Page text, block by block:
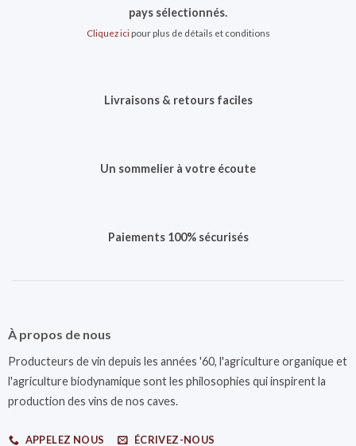
pays sélectionnés.
Cliquez icipour plus de détails et conditions
Livraisons & retours faciles
Un sommelier à votre écoute
Paiements 100% sécurisés
À propos de nous
Producteurs de vin depuis les années '60, l'agriculture organique et
l'agriculture biodynamique sont les philosophies qui inspirent la
production des vins de nos caves.
APPELEZ NOUS ÉCRIVEZ-NOUS